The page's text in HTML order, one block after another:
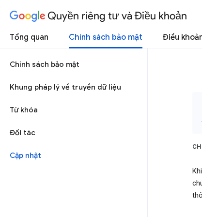
Quyền riêng tư và Điều khoản
Tổng quan Chính sách bảo mật Điều
Chính sách bảo mật
Khung pháp lý về truyền dữ liệu
Từ khóa
Đối tác
Cập nhật